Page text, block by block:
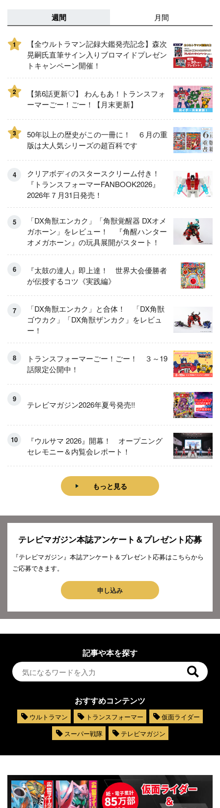
週間 月間
1
【全ウルトラマン記録大鑑発売記念】森次
晃嗣氏直筆サイン入りブロマイドプレゼン
トキャンペーン開催！
2
【第6話更新♡】 わんもあ！トランスフォ
ーマーごー！ごー！【月末更新】
3
50年以上の歴史がこの一冊に！ ６月の重
版は大人気シリーズの超百科です
クリアボディのスタースクリーム付き！
『トランスフォーマーFANBOOK2026』
2026年７月31日発売！
「DX角獣エンカク」「角獣覚醒器 DXオメ
ガホーン」をレビュー！ 『角醒ハンター
オメガホーン』の玩具展開がスタート！
『太鼓の達人』即上達！ 世界大会優勝者
が伝授するコツ《実践編》
「DX角獣エンカク」と合体！ 「DX角獣
ゴウカク」「DX角獣ザンカク」をレビュ
ー！
トランスフォーマーごー！ごー！ ３～19
話限定公開中！
テレビマガジン2026年夏号発売!!
『ウルサマ 2026』開幕！ オープニング
セレモニー＆内覧会レポート！
もっと見る
テレビマガジン本誌アンケート＆プレゼント応募
『テレビマガジン』本誌アンケート＆プレゼント応募はこちらから
ご応募できます。
申し込み
記事や本を探す
おすすめコンテンツ
ウルトラマン トランスフォーマー
仮面ライダー
スーパー戦隊
テレビマガジン